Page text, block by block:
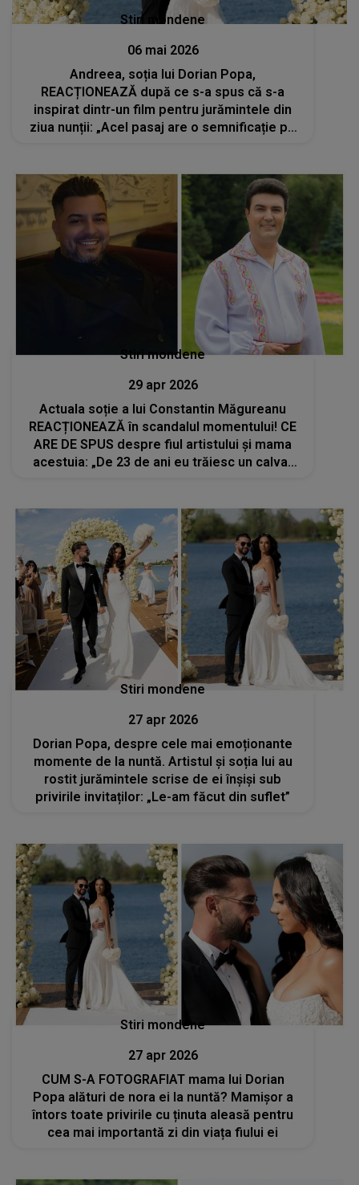
Stiri mondene
06 mai 2026
Andreea, soția lui Dorian Popa,
REACȚIONEAZĂ după ce s-a spus că s-a
inspirat dintr-un film pentru jurămintele din
ziua nunții: „Acel pasaj are o semnificație pe
Stiri mondene
29 apr 2026
Actuala soție a lui Constantin Măgureanu
REACȚIONEAZĂ în scandalul momentului! CE
ARE DE SPUS despre fiul artistului și mama
acestuia: „De 23 de ani eu trăiesc un calvar
Stiri mondene
27 apr 2026
Dorian Popa, despre cele mai emoționante
momente de la nuntă. Artistul și soția lui au
rostit jurămintele scrise de ei înșiși sub
privirile invitaților: „Le-am făcut din suflet”
Stiri mondene
27 apr 2026
CUM S-A FOTOGRAFIAT mama lui Dorian
Popa alături de nora ei la nuntă? Mamișor a
întors toate privirile cu ținuta aleasă pentru
cea mai importantă zi din viața fiului ei